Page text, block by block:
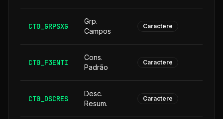
CT0_GRPSXG
Grp.
Campos
Caractere
CT0_F3ENTI
Cons.
Padrão
Caractere
CT0_DSCRES
Desc.
Resum.
Caractere